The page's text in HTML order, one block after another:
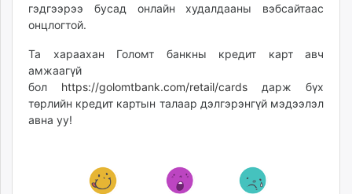
гэдгээрээ бусад онлайн худалдааны вэбсайтаас
онцлогтой.
Та хараахан Голомт банкны кредит карт авч
амжаагүй
бол https://golomtbank.com/retail/cards дарж бүх
төрлийн кредит картын талаар дэлгэрэнгүй мэдээлэл
авна уу!